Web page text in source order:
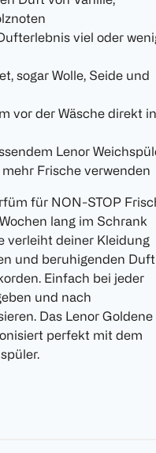
viel oder
sogar Wolle, Seide und
vor der Wäsche direkt in
Lenor
Frische verwenden
für NON-STOP
lang im Schrank
verleiht deiner Kleidung
und beruhigenden Duft
Einfach bei jeder
und nach
Das Lenor Goldene
perfekt mit dem